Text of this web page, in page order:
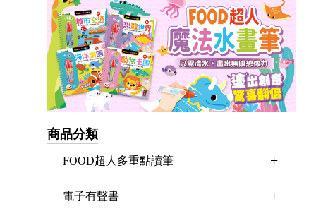
商品分類
FOOD超人多重點讀筆 +
電子有聲書 +